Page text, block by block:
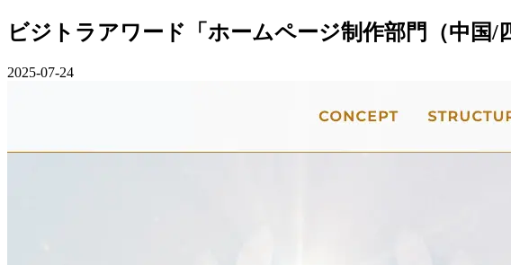
ビジトラアワード「ホームページ制作部門（中国
2025-07-24